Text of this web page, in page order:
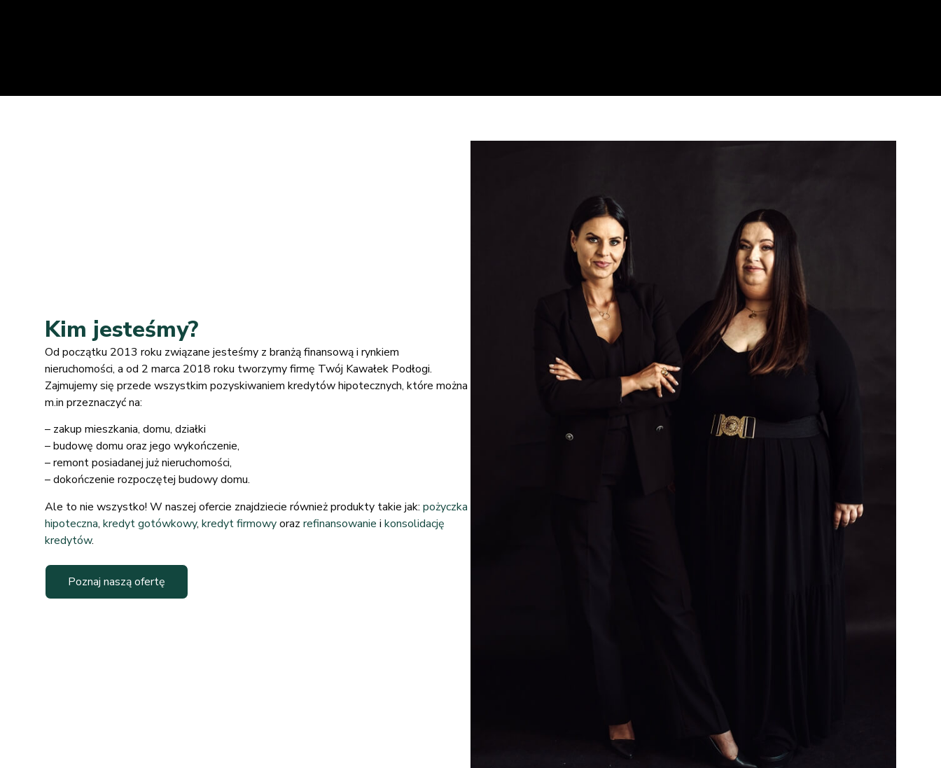
Kim jesteśmy?
Od początku 2013 roku związane jesteśmy z branżą finansową i rynkiem
nieruchomości, a od 2 marca 2018 roku tworzymy firmę Twój Kawałek Podłogi.
Zajmujemy się przede wszystkim pozyskiwaniem kredytów hipotecznych, które można
m.in przeznaczyć na:
– zakup mieszkania, domu, działki
– budowę domu oraz jego wykończenie,
– remont posiadanej już nieruchomości,
– dokończenie rozpoczętej budowy domu.
Ale to nie wszystko! W naszej ofercie znajdziecie również produkty takie jak: pożyczka
hipoteczna, kredyt gotówkowy, kredyt firmowyoraz refinansowanie i konsolidację
kredytów.
Poznaj naszą ofertę